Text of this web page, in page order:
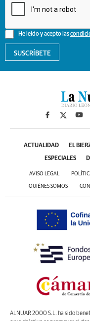
He leído y acepto las
SUSCRÍBETE
ACTUALIDAD EL
ESPECIALES
AVISO LEGAL
QUIÉNES SOMOS
ALNUAR 2000 S.L. ha sido